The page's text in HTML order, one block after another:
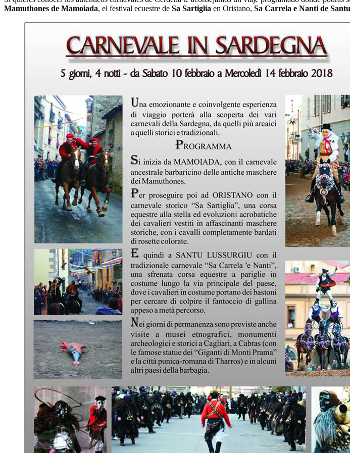
Mamuthones de Mamoiada, el festival ecuestre de Sa Sartiglia en Oristano, Sa Carrela e Nanti de